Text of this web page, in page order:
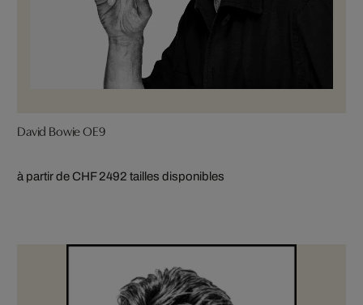
David Bowie OE9
à partir de CHF 2492 tailles disponibles